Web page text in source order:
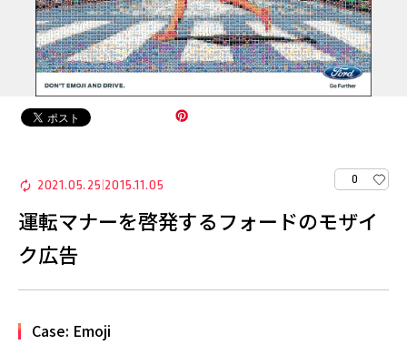
2021.05.25 2015.11.05 0
運転マナーを啓発するフォードのモザイ
ク広告
Case: Emoji